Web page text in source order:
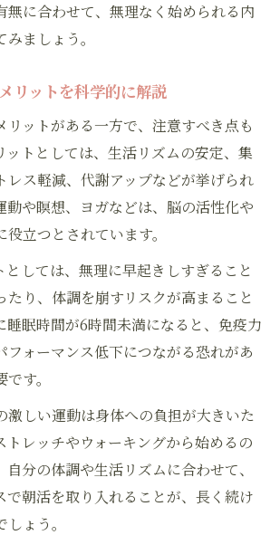
無に合わせて、無理なく始められる内
ましょう。
リットを科学的に解説
リットがある一方で、注意すべき点も
ットとしては、生活リズムの安定、集
レス軽減、代謝アップなどが挙げられ
動や瞑想、ヨガなどは、脳の活性化や
立つとされています。
としては、無理に早起きしすぎること
たり、体調を崩すリスクが高まること
睡眠時間が6時間未満になると、免疫力
フォーマンス低下につながる恐れがあ
す。
激しい運動は身体への負担が大きいた
トレッチやウォーキングから始めるの
分の体調や生活リズムに合わせて、
で朝活を取り入れることが、長く続け
ょう。